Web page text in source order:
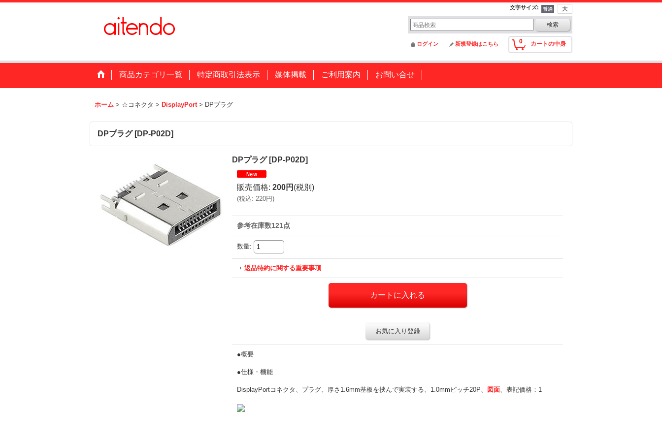
文字サイズ:
0 カートの中身
ログイン 新規登録はこちら
商品カテゴリ一覧 特定商取引法表示 媒体掲載 ご利用案内 お問い合せ
ホーム > ☆コネクタ > DisplayPort > DPプラグ
DPプラグ [DP-P02D]
DPプラグ [DP-P02D]
販売価格: 200円 (税別)
(税込: 220円)
参考在庫数121点
数量:
返品特約に関する重要事項
お気に入り登録
●概要
●仕様・機能
DisplayPortコネクタ、プラグ、厚さ1.6mm基板を挟んで実装する、1.0mmピッチ20P、 図面、表記価格：1